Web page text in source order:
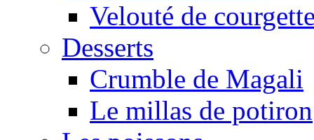
Velouté de
Desserts
Crumble de Magali
Le millas de potiron